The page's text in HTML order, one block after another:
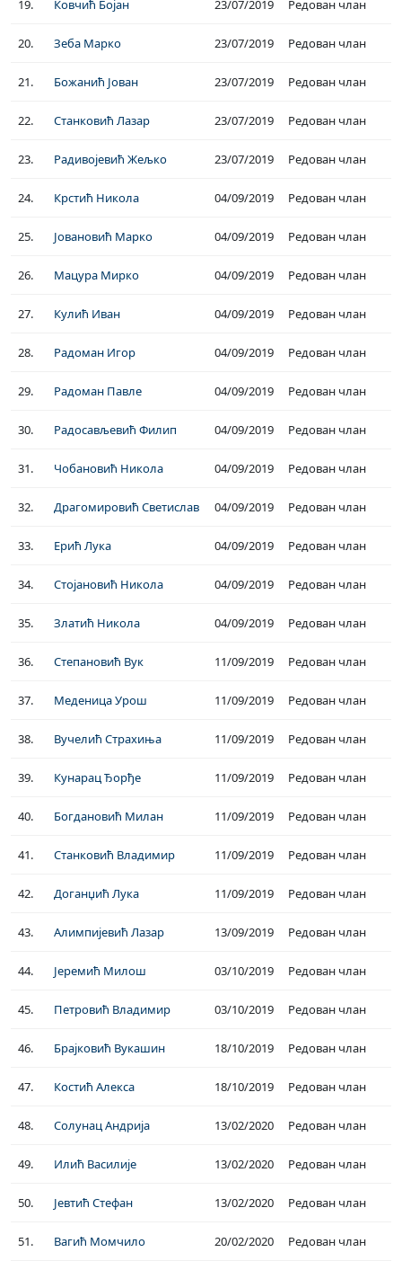
19. Ковчић Бојан 23/07/2019 Редован члан
20. Зеба Марко 23/07/2019 Редован члан
21. Божанић Јован 23/07/2019 Редован члан
22. Станковић Лазар 23/07/2019 Редован члан
23. Радивојевић Жељко 23/07/2019 Редован члан
24. Крстић Никола 04/09/2019 Редован члан
25. Јовановић Марко 04/09/2019 Редован члан
26. Мацура Мирко 04/09/2019 Редован члан
27. Кулић Иван 04/09/2019 Редован члан
28. Радоман Игор 04/09/2019 Редован члан
29. Радоман Павле 04/09/2019 Редован члан
30. Радосављевић Филип 04/09/2019 Редован члан
31. Чобановић Никола 04/09/2019 Редован члан
32. Драгомировић Светислав 04/09/2019 Редован члан
33. Ерић Лука 04/09/2019 Редован члан
34. Стојановић Никола 04/09/2019 Редован члан
35. Златић Никола 04/09/2019 Редован члан
36. Степановић Вук 11/09/2019 Редован члан
37. Меденица Урош 11/09/2019 Редован члан
38. Вучелић Страхиња 11/09/2019 Редован члан
39. Кунарац Ђорђе 11/09/2019 Редован члан
40. Богдановић Милан 11/09/2019 Редован члан
41. Станковић Владимир 11/09/2019 Редован члан
42. Доганџић Лука 11/09/2019 Редован члан
43. Алимпијевић Лазар 13/09/2019 Редован члан
44. Јеремић Милош 03/10/2019 Редован члан
45. Петровић Владимир 03/10/2019 Редован члан
46. Брајковић Вукашин 18/10/2019 Редован члан
47. Костић Алекса 18/10/2019 Редован члан
48. Солунац Андрија 13/02/2020 Редован члан
49. Илић Василије 13/02/2020 Редован члан
50. Јевтић Стефан 13/02/2020 Редован члан
51. Вагић Момчило 20/02/2020 Редован члан